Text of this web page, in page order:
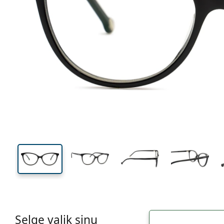
Laius
41 mm
Läätse kõrgus Läätse laius
Läätse
Selge valik sinu